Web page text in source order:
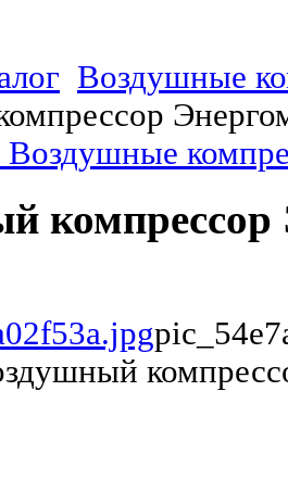
Воздушные
Воздушные